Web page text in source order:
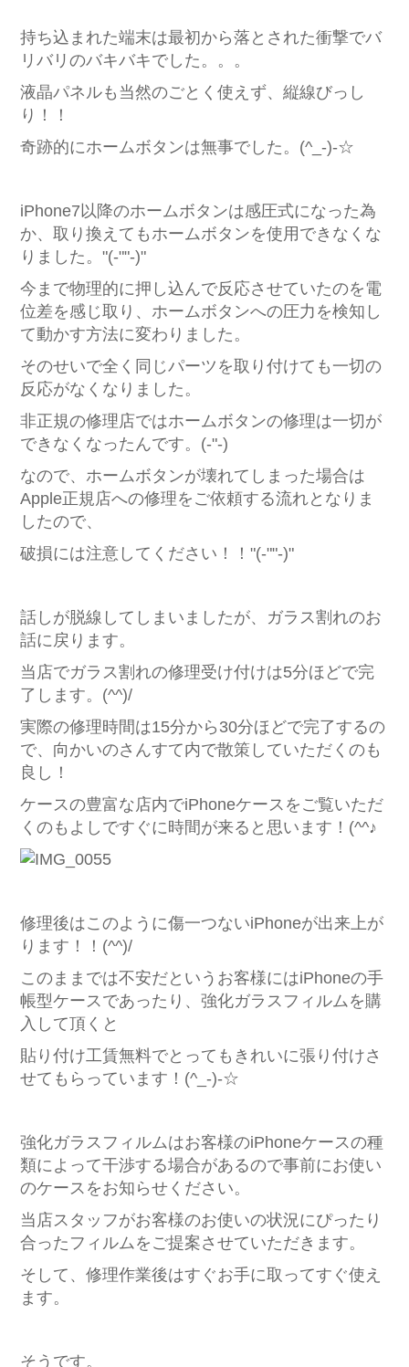
持ち込まれた端末は最初から落とされた衝撃でバ
リバリのバキバキでした。。。
液晶パネルも当然のごとく使えず、縦線びっし
り！！
奇跡的にホームボタンは無事でした。(^_-)-☆
iPhone7以降のホームボタンは感圧式になった為
か、取り換えてもホームボタンを使用できなくな
りました。"(-""-)"
今まで物理的に押し込んで反応させていたのを電
位差を感じ取り、ホームボタンへの圧力を検知し
て動かす方法に変わりました。
そのせいで全く同じパーツを取り付けても一切の
反応がなくなりました。
非正規の修理店ではホームボタンの修理は一切が
できなくなったんです。(-"-)
なので、ホームボタンが壊れてしまった場合は
Apple正規店への修理をご依頼する流れとなりま
したので、
破損には注意してください！！"(-""-)"
話しが脱線してしまいましたが、ガラス割れのお
話に戻ります。
当店でガラス割れの修理受け付けは5分ほどで完
了します。(^^)/
実際の修理時間は15分から30分ほどで完了するの
で、向かいのさんすて内で散策していただくのも
良し！
ケースの豊富な店内でiPhoneケースをご覧いただ
くのもよしですぐに時間が来ると思います！(^^♪
修理後はこのように傷一つないiPhoneが出来上が
ります！！(^^)/
このままでは不安だというお客様にはiPhoneの手
帳型ケースであったり、強化ガラスフィルムを購
入して頂くと
貼り付け工賃無料でとってもきれいに張り付けさ
せてもらっています！(^_-)-☆
強化ガラスフィルムはお客様のiPhoneケースの種
類によって干渉する場合があるので事前にお使い
のケースをお知らせください。
当店スタッフがお客様のお使いの状況にぴったり
合ったフィルムをご提案させていただきます。
そして、修理作業後はすぐお手に取ってすぐ使え
ます。
そうです。